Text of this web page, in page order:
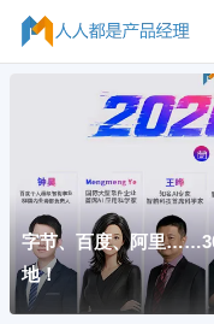
字节、百度、阿里
地！